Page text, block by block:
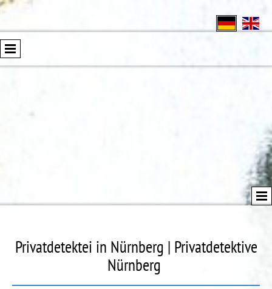
Privatdetektei in Nürnberg | Privatdetektive
Nürnberg